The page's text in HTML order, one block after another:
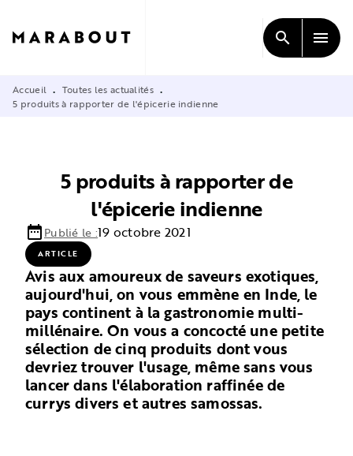
CONTENU
search menu
Accueil • Toutes les actualités •
5 produits à rapporter de l'épicerie indienne
5 produits à rapporter de
l'épicerie indienne
date_rangePublié le :19 octobre 2021
ARTICLE
Avis aux amoureux de saveurs exotiques,
aujourd'hui, on vous emmène en Inde, le
pays continent à la gastronomie multi-
millénaire. On vous a concocté une petite
sélection de cinq produits dont vous
devriez trouver l'usage, même sans vous
lancer dans l'élaboration raffinée de
currys divers et autres samossas.